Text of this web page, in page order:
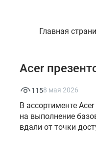
Главная
Acer
В ассортименте
на выполнение
вдали от точки
8 мая 2026
115